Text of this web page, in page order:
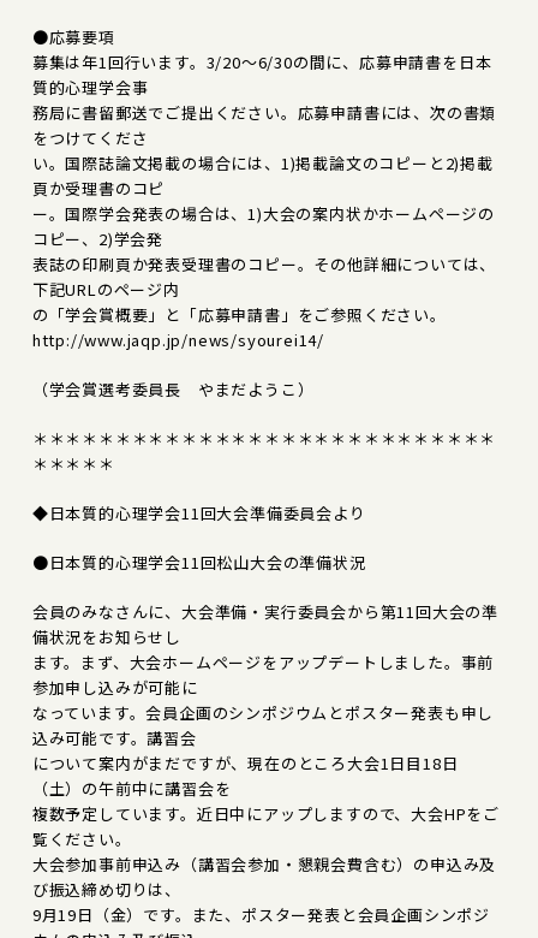
●応募要項
募集は年1回行います。3/20～6/30の間に、応募申請書を日本
質的心理学会事
務局に書留郵送でご提出ください。応募申請書には、次の書類
をつけてくださ
い。国際誌論文掲載の場合には、1)掲載論文のコピーと2)掲載
頁か受理書のコピ
ー。国際学会発表の場合は、1)大会の案内状かホームページの
コピー、2)学会発
表誌の印刷頁か発表受理書のコピー。その他詳細については、
下記URLのページ内
の「学会賞概要」と「応募申請書」をご参照ください。
http://www.jaqp.jp/news/syourei14/
（学会賞選考委員長 やまだようこ）
＊＊＊＊＊＊＊＊＊＊＊＊＊＊＊＊＊＊＊＊＊＊＊＊＊＊＊＊
＊＊＊＊＊
◆日本質的心理学会11回大会準備委員会より
●日本質的心理学会11回松山大会の準備状況
会員のみなさんに、大会準備・実行委員会から第11回大会の準
備状況をお知らせし
ます。まず、大会ホームページをアップデートしました。事前
参加申し込みが可能に
なっています。会員企画のシンポジウムとポスター発表も申し
込み可能です。講習会
について案内がまだですが、現在のところ大会1日目18日
（土）の午前中に講習会を
複数予定しています。近日中にアップしますので、大会HPをご
覧ください。
大会参加事前申込み（講習会参加・懇親会費含む）の申込み及
び振込締め切りは、
9月19日（金）です。また、ポスター発表と会員企画シンポジ